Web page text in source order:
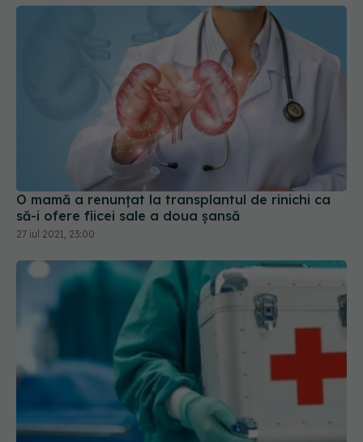
O mamă a renunțat la transplantul de rinichi ca
să-i ofere fiicei sale a doua șansă
27 iul 2021, 23:00